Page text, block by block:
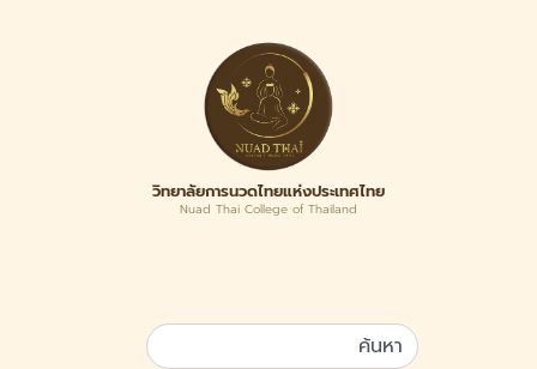
วิทยาลัยการนวดไทยแห่งประเทศไทย
Nuad Thai College of Thailand